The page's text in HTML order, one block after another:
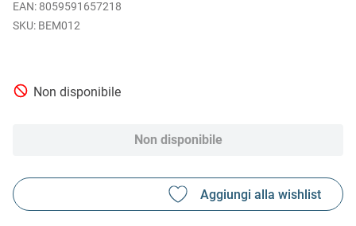
EAN: 8059591657218
BEM012
Non disponibile
Non disponibile